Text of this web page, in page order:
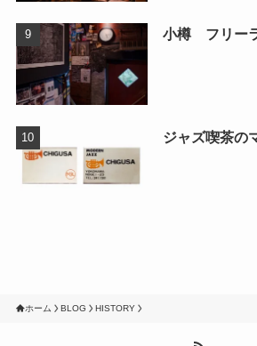
小樽 フリー
ジャズ喫茶の
ホーム BLOG HISTORY